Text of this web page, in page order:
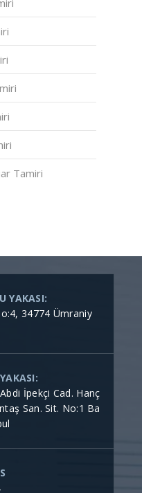
Tamiri
YAKASI:
34774 Ümraniy
İpekçi Cad. Hanç
San. Sit. No:1 Ba